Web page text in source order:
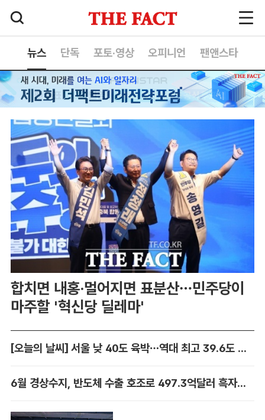
뉴스 단독 포토·영상 오피니언 팬앤스타
합치면 내홍·멀어지면 표분산…민주당이
마주할 '혁신당 딜레마'
[오늘의 날씨] 서울 낮 40도 육박…역대 최고 39.6도 위협
6월 경상수지, 반도체 수출 호조로 497.3억달러 흑자…역대 최대